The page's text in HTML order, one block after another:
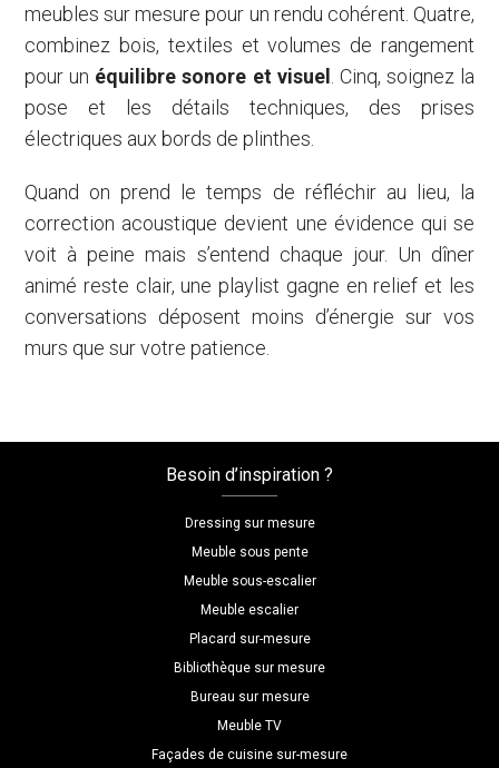
meubles sur mesure pour un rendu cohérent. Quatre,
combinez bois, textiles et volumes de rangement
pour un équilibre sonore et visuel . Cinq, soignez la
pose et les détails techniques, des prises
électriques aux bords de plinthes.
Quand on prend le temps de réfléchir au lieu, la
correction acoustique devient une évidence qui se
voit à peine mais s’entend chaque jour. Un dîner
animé reste clair, une playlist gagne en relief et les
conversations déposent moins d’énergie sur vos
murs que sur votre patience.
Besoin d’inspiration ?
Dressing sur mesure
Meuble sous pente
Meuble sous-escalier
Meuble escalier
Placard sur-mesure
Bibliothèque sur mesure
Bureau sur mesure
Meuble TV
Façades de cuisine sur-mesure